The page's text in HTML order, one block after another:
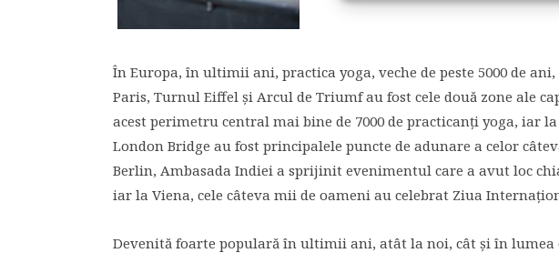
În Europa, în ultimii ani, practica yoga, veche de peste 5000 de
Paris, Turnul Eiffel și Arcul de Triumf au fost cele două zone ale
acest perimetru central mai bine de 7000 de practicanți yoga, iar
London Bridge au fost principalele puncte de adunare a celor
Berlin, Ambasada Indiei a sprijinit evenimentul care a avut loc
iar la Viena, cele câteva mii de oameni au celebrat Ziua
Devenită foarte populară în ultimii ani, atât la noi, cât și în lumea